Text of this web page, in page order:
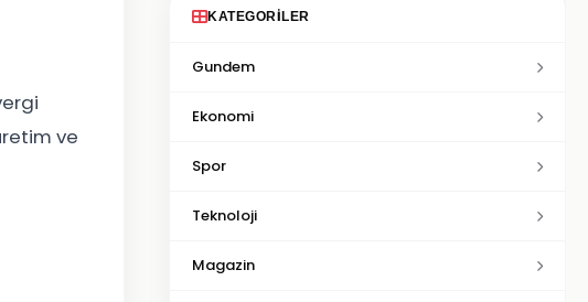
ve
KATEGORILER
Gundem
Ekonomi
Spor
Teknoloji
Magazin